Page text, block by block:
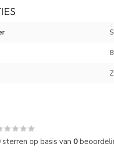
sterren op basis van 0